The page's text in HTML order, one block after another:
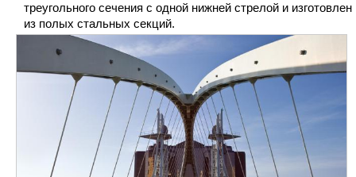
треугольного сечения с одной нижней стрелой и изготовлен
из полых стальных секций.